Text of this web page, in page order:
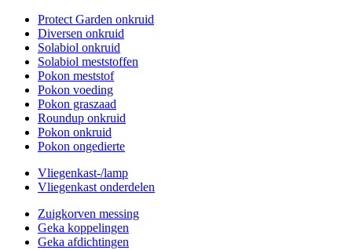
Protect Garden onkruid
Diversen onkruid
Solabiol onkruid
Solabiol meststoffen
Pokon meststof
Pokon voeding
Pokon graszaad
Roundup onkruid
Pokon onkruid
Pokon ongedierte
Vliegenkast-/lamp
Vliegenkast onderdelen
Zuigkorven messing
Geka koppelingen
Geka afdichtingen